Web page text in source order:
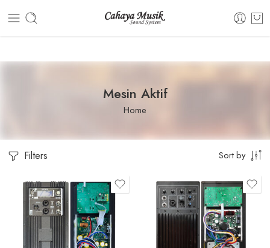
Dashboard Static Blocks
Mesin Aktif
Home
Filters Sort by